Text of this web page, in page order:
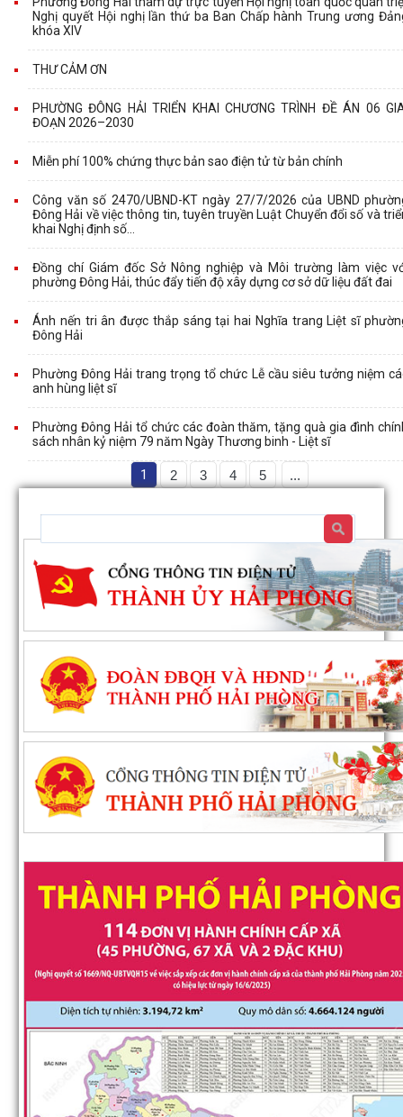
Nghị quyết Hội nghị lần thứ ba Ban Chấp hành Trung ương
khóa XIV
THƯ CẢM ƠN
PHƯỜNG ĐÔNG HẢI TRIỂN KHAI CHƯƠNG TRÌNH ĐỀ ÁN 06
ĐOẠN 2026–2030
Miễn phí 100% chứng thực bản sao điện tử từ bản chính
Công văn số 2470/UBND-KT ngày 27/7/2026 của UBND
Đông Hải về việc thông tin, tuyên truyền Luật Chuyển đổi số và
khai Nghị định số...
Đồng chí Giám đốc Sở Nông nghiệp và Môi trường làm việc
phường Đông Hải, thúc đẩy tiến độ xây dựng cơ sở dữ liệu đất đai
Ánh nến tri ân được thắp sáng tại hai Nghĩa trang Liệt sĩ
Đông Hải
Phường Đông Hải trang trọng tổ chức Lễ cầu siêu tưởng niệm
anh hùng liệt sĩ
Phường Đông Hải tổ chức các đoàn thăm, tặng quà gia đình
sách nhân kỷ niệm 79 năm Ngày Thương binh - Liệt sĩ
1 2 3 4 5 ...